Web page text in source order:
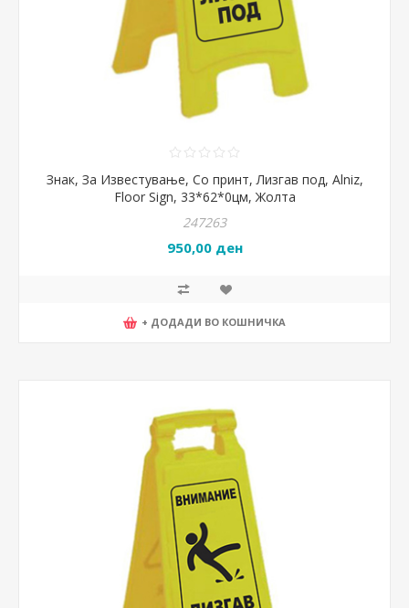
Знак, За Известување, Со принт, Лизгав под, Alniz,
Floor Sign, 33*62*0цм, Жолта
247263
950,00 ден
+ ДОДАДИ ВО КОШНИЧКА